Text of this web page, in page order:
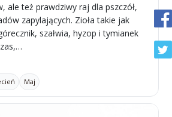
ale też prawdziwy raj dla pszczół,
zapylających. Zioła takie jak
szałwia, hyzop i tymianek
Maj